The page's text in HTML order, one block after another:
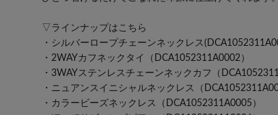
▽ラインナップはこちら
・シルバーロープチェーンネックレス
・2WAYカフネックタイ（DCA1052311A0002）
・3WAYステンレスチェーンネックカフ（
・ニュアンスイニシャルネックレス（
・カラービーズネックレス（DCA1052311A0005）